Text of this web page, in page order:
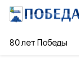
80 лет Победы